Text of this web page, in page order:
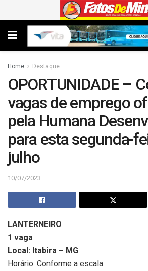
Home Destaque
OPORTUNIDADE –
vagas de emprego
pela Humana
para esta segunda-
julho
10/07/2023
LANTERNEIRO
1 vaga
Local: Itabira – MG
Horário: Conforme a escala.